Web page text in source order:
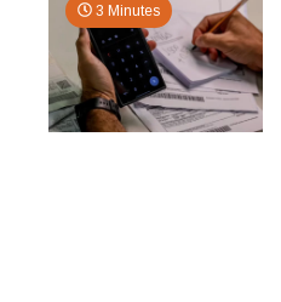
3 Minutes